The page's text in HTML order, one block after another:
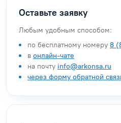
Оставьте заявку
Любым удобным способом:
по бесплатному номеру 8
в онлайн-чате
на почту info@arkonsa.ru
через форму обратной